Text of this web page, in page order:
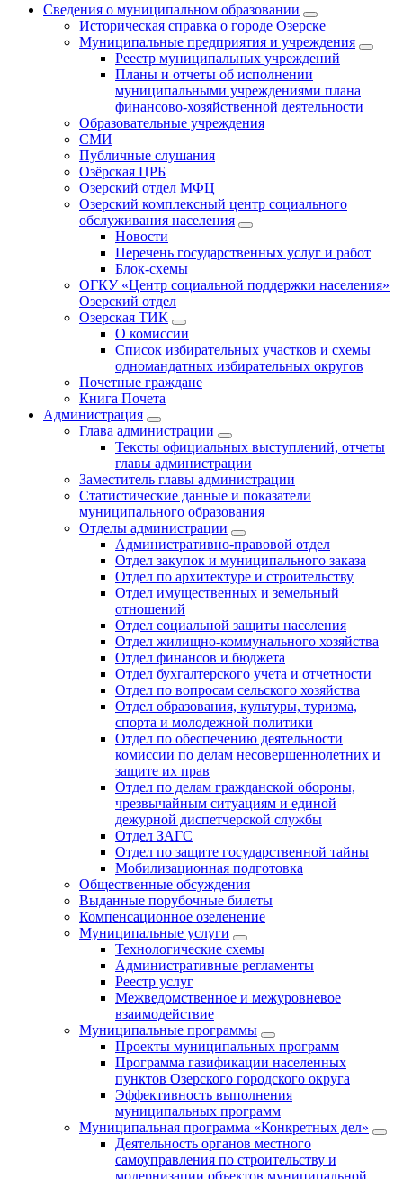
Сведения о муниципальном образовании
Историческая справка о городе Озерске
Муниципальные предприятия и учреждения
Реестр муниципальных учреждений
Планы и отчеты об исполнении
муниципальными учреждениями плана
финансово-хозяйственной деятельности
Образовательные учреждения
СМИ
Публичные слушания
Озёрская ЦРБ
Озерский отдел МФЦ
Озерский комплексный центр социального
обслуживания населения
Новости
Перечень государственных услуг и работ
Блок-схемы
ОГКУ «Центр социальной поддержки населения»
Озерский отдел
Озерская ТИК
О комиссии
Список избирательных участков и схемы
одномандатных избирательных округов
Почетные граждане
Книга Почета
Администрация
Глава администрации
Тексты официальных выступлений, отчеты
главы администрации
Заместитель главы администрации
Статистические данные и показатели
муниципального образования
Отделы администрации
Административно-правовой отдел
Отдел закупок и муниципального заказа
Отдел по архитектуре и строительству
Отдел имущественных и земельный
отношений
Отдел социальной защиты населения
Отдел жилищно-коммунального хозяйства
Отдел финансов и бюджета
Отдел бухгалтерского учета и отчетности
Отдел по вопросам сельского хозяйства
Отдел образования, культуры, туризма,
спорта и молодежной политики
Отдел по обеспечению деятельности
комиссии по делам несовершеннолетних и
защите их прав
Отдел по делам гражданской обороны,
чрезвычайным ситуациям и единой
дежурной диспетчерской службы
Отдел ЗАГС
Отдел по защите государственной тайны
Мобилизационная подготовка
Общественные обсуждения
Выданные порубочные билеты
Компенсационное озеленение
Муниципальные услуги
Технологические схемы
Административные регламенты
Реестр услуг
Межведомственное и межуровневое
взаимодействие
Муниципальные программы
Проекты муниципальных программ
Программа газификации населенных
пунктов Озерского городского округа
Эффективность выполнения
муниципальных программ
Муниципальная программа «Конкретных дел»
Деятельность органов местного
самоуправления по строительству и
модернизации объектов муниципальной